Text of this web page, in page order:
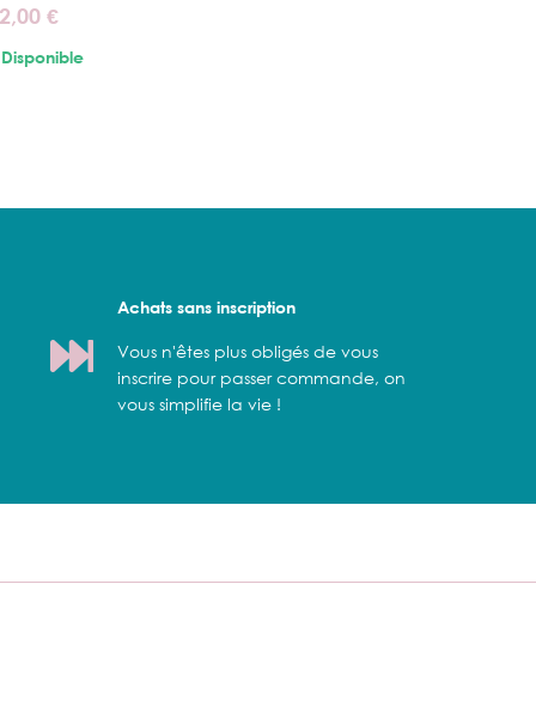
€
Achats sans inscription
Vous n'êtes plus obligés de vous
inscrire pour passer commande, on
vous simplifie la vie !